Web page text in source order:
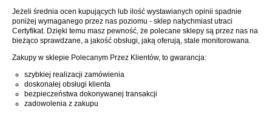
Jeżeli średnia ocen kupujących lub ilość wystawianych opinii spadnie
poniżej wymaganego przez nas poziomu - sklep natychmiast utraci
Certyfikat. Dzięki temu masz pewność, że polecane sklepy są przez nas na
bieżąco sprawdzane, a jakość obsługi, jaką oferują, stale monitorowana.
Zakupy w sklepie Polecanym Przez Klientów, to gwarancja:
szybkiej realizacji zamówienia
doskonałej obsługi klienta
bezpieczeństwa dokonywanej transakcji
zadowolenia z zakupu